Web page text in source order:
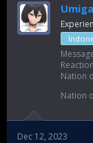
Nation
Nation
Dec 12, 2023